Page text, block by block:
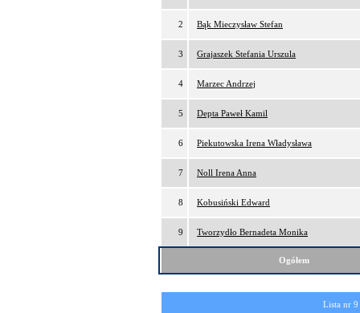
2 Bąk Mieczysław Stefan
3 Grajaszek Stefania Urszula
4 Marzec Andrzej
5 Depta Paweł Kamil
6 Piekutowska Irena Władysława
7 Noll Irena Anna
8 Kobusiński Edward
9 Tworzydło Bernadeta Monika
Ogółem
Lista nr